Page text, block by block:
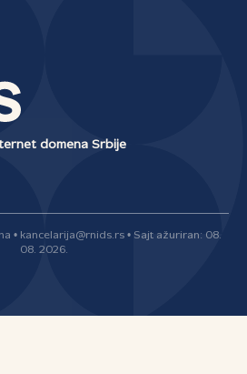
domena Srbije
• kancelarija@rnids.rs • Sajt ažuriran: 08.
08. 2026.